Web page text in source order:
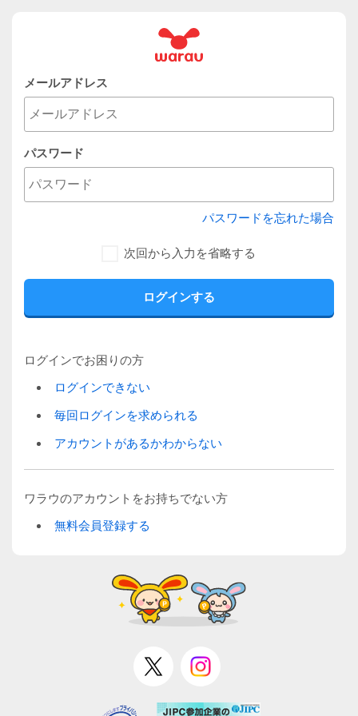
メールアドレス
パスワード
パスワードを忘れた場合
次回から入力を省略する
ログインでお困りの方
ログインできない
毎回ログインを求められる
アカウントがあるかわからない
ワラウのアカウントをお持ちでない方
無料会員登録する